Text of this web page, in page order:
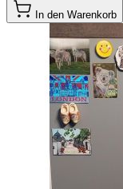
In den Warenkorb